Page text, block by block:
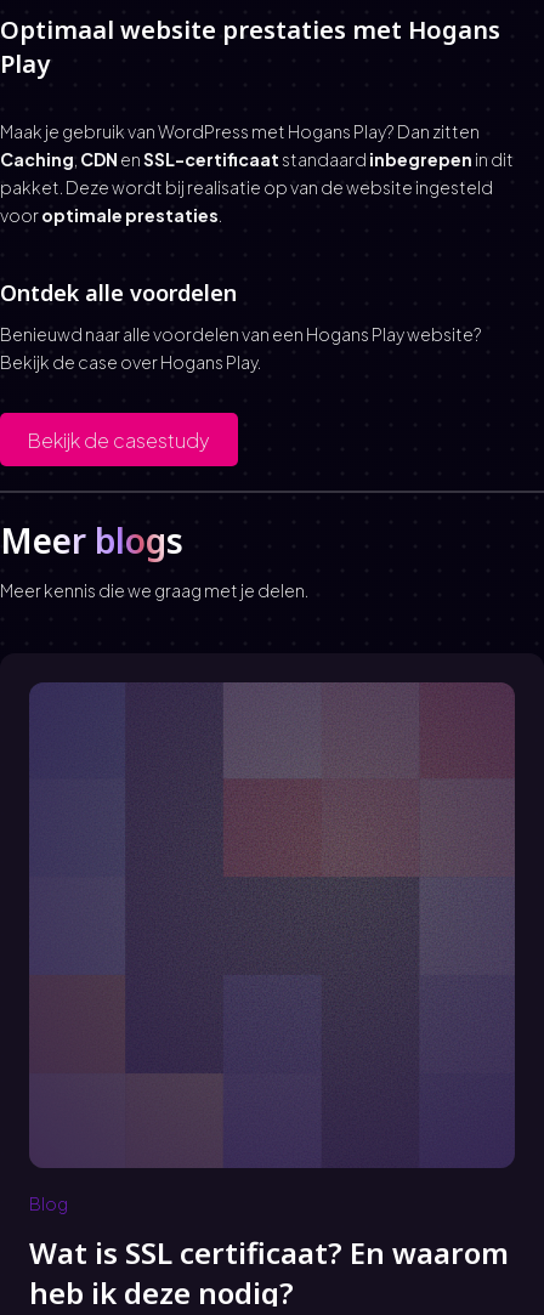
Optimaal website prestaties met Hogans
Play
Maak je gebruik van WordPress met Hogans Play? Dan zitten
Caching, CDN enSSL-certificaat standaard inbegrepen in dit
pakket. Deze wordt bij realisatie op van de website ingesteld
vooroptimale prestaties.
Ontdek alle voordelen
Benieuwd naar alle voordelen van een Hogans Play website?
Bekijk de case over Hogans Play.
Bekijk de casestudy
Meer blogs
Meer kennis die we graag met je delen.
Blog
Wat is SSL certificaat? En waarom
heb ik deze nodig?